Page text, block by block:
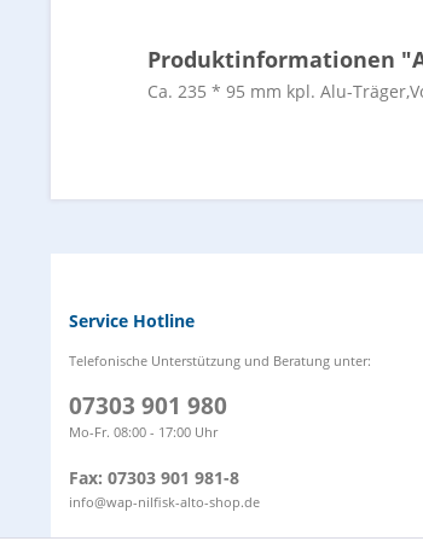
Produktinformationen
Ca. 235 * 95 mm kpl. Alu-
Service Hotline
Telefonische Unterstützung und Beratung unter:
07303 901 980
Mo-Fr. 08:00 - 17:00 Uhr
Fax: 07303 901 981-8
info@wap-nilfisk-alto-shop.de